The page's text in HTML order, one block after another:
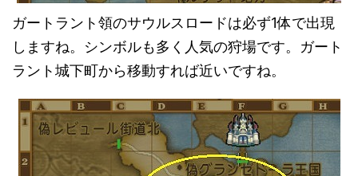
ガートラント領のサウルスロードは必ず1体で出現
しますね。シンボルも多く人気の狩場です。ガート
ラント城下町から移動すれば近いですね。